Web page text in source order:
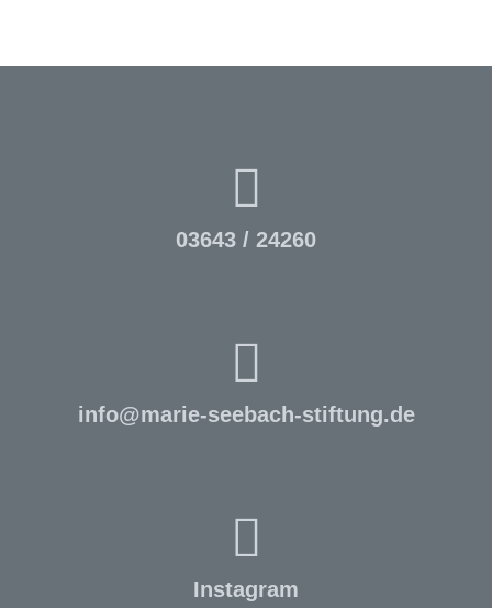
03643 / 24260
info@marie-seebach-stiftung.de
Instagram